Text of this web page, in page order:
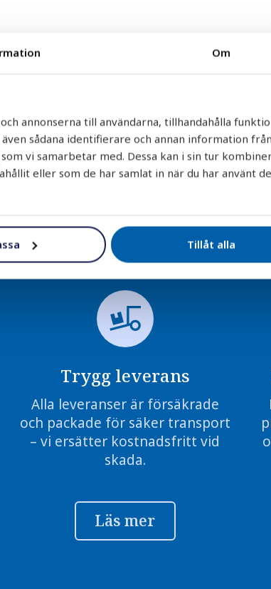
Om
annonserna till användarna, tillhandahålla
sådana identifierare och annan information
vi samarbetar med. Dessa kan i sin tur
eller som de har samlat in när du har använt
Tillåt alla
Trygg leverans
Alla leveranser är försäkrade
och packade för säker transport
– vi ersätter kostnadsfritt vid
skada.
Läs mer